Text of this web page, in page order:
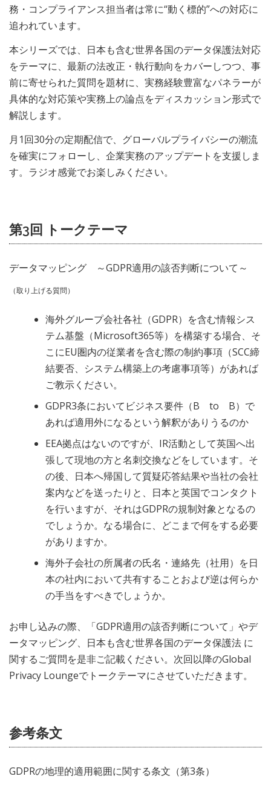
務・コンプライアンス担当者は常に“動く標的”への対応に
追われています。
本シリーズでは、日本も含む世界各国のデータ保護法対応
をテーマに、最新の法改正・執行動向をカバーしつつ、事
前に寄せられた質問を題材に、実務経験豊富なパネラーが
具体的な対応策や実務上の論点をディスカッション形式で
解説します。
月1回30分の定期配信で、グローバルプライバシーの潮流
を確実にフォローし、企業実務のアップデートを支援しま
す。ラジオ感覚でお楽しみください。
第3回 トークテーマ
データマッピング ～GDPR適用の該否判断について～
（取り上げる質問）
海外グループ会社各社（GDPR）を含む情報シス
テム基盤（Microsoft365等）を構築する場合、そ
こにEU圏内の従業者を含む際の制約事項（SCC締
結要否、システム構築上の考慮事項等）があれば
ご教示ください。
GDPR3条においてビジネス要件（B to B）で
あれば適用外になるという解釈がありうるのか
EEA拠点はないのですが、IR活動として英国へ出
張して現地の方と名刺交換などをしています。そ
の後、日本へ帰国して質疑応答結果や当社の会社
案内などを送ったりと、日本と英国でコンタクト
を行いますが、それはGDPRの規制対象となるの
でしょうか。なる場合に、どこまで何をする必要
がありますか。
海外子会社の所属者の氏名・連絡先（社用）を日
本の社内において共有することおよび逆は何らか
の手当をすべきでしょうか。
お申し込みの際、「GDPR適用の該否判断について」やデ
ータマッピング、日本も含む世界各国のデータ保護法 に
関するご質問を是非ご記載ください。次回以降のGlobal
Privacy Loungeでトークテーマにさせていただきます。
参考条文
GDPRの地理的適用範囲に関する条文（第3条）